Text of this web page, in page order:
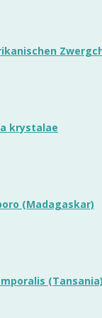
krystalae
(Madagaskar)
(Tansania)